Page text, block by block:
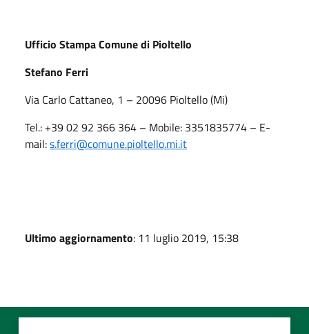
Ufficio Stampa Comune di Pioltello
Stefano Ferri
Via Carlo Cattaneo, 1 – 20096 Pioltello (Mi)
Tel.: +39 02 92 366 364 – Mobile: 3351835774 – E-
mail:s.ferri@comune.pioltello.mi.it
Ultimo aggiornamento: 11 luglio 2019, 15:38